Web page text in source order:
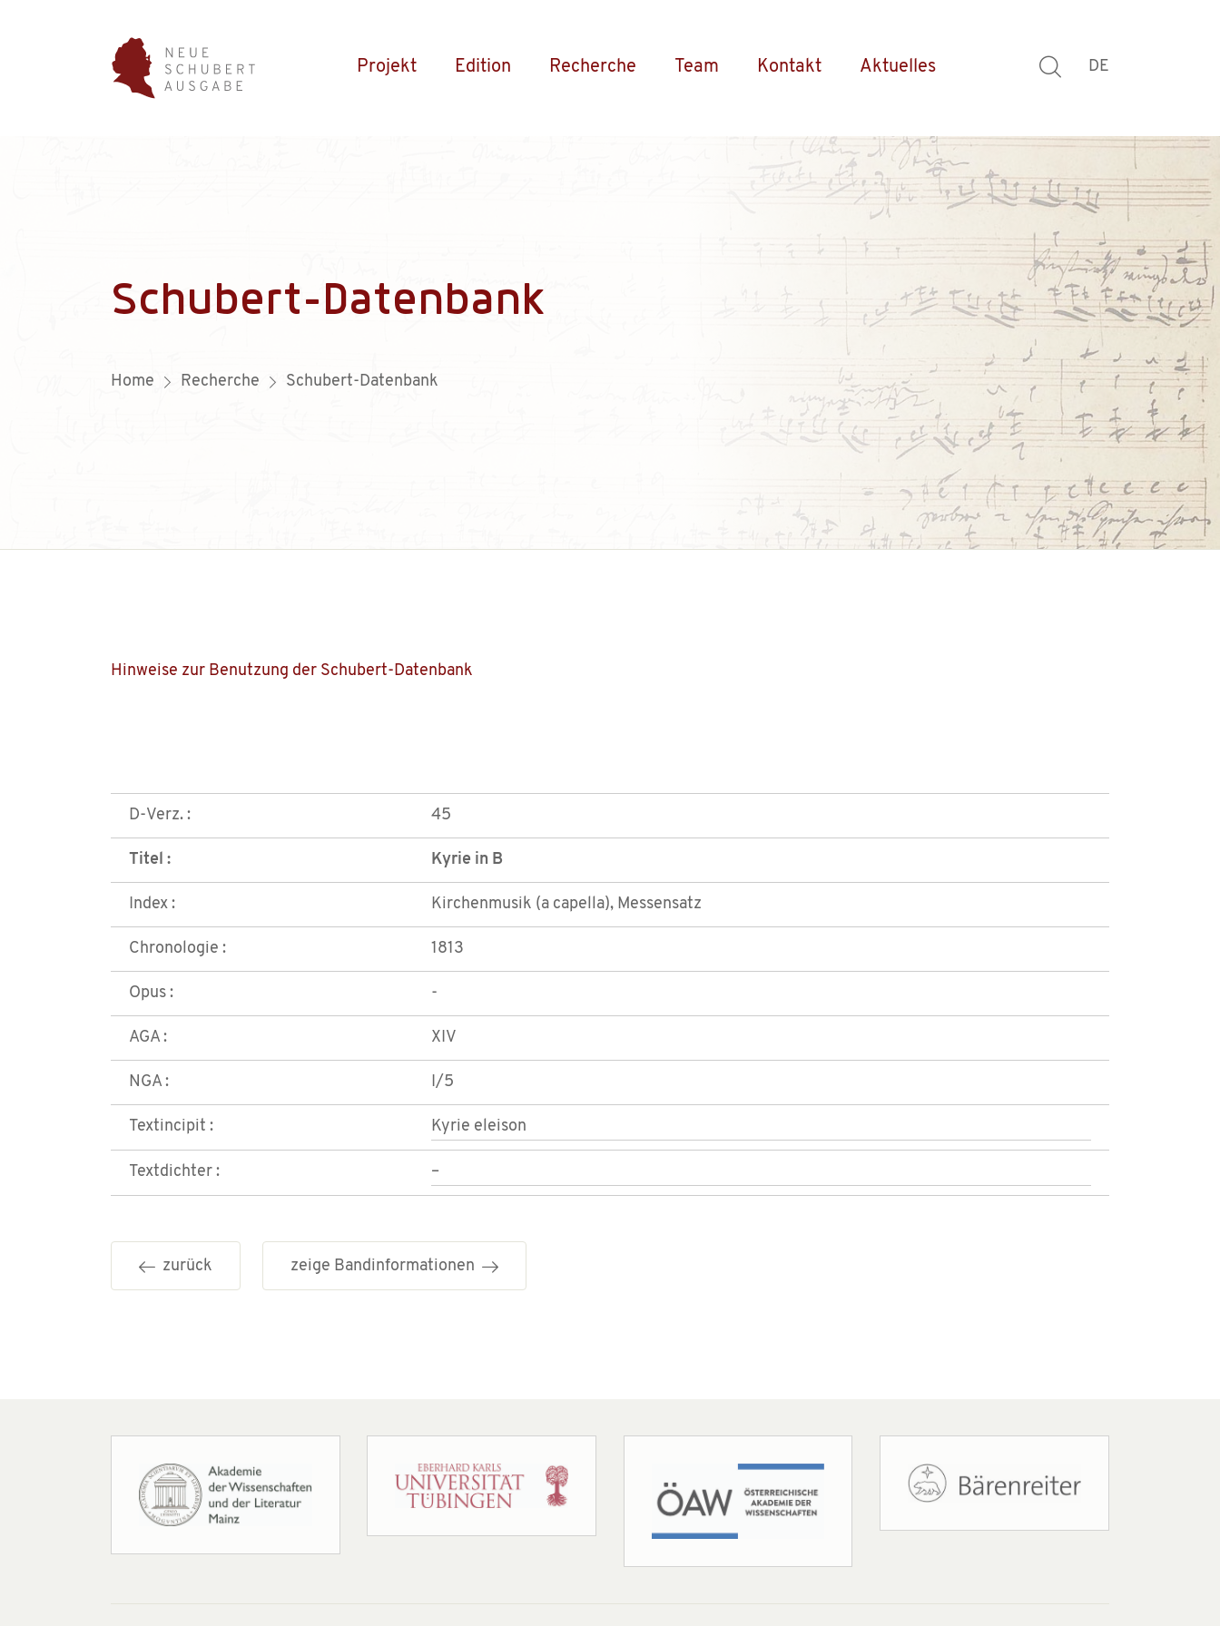
Projekt Edition Recherche Team Kontakt Aktuelles DE
Schubert-Datenbank
Home Recherche Schubert-Datenbank
Hinweise zur Benutzung der Schubert-Datenbank
D-Verz. : 45
Titel : Kyrie in B
Index : Kirchenmusik (a capella), Messensatz
Chronologie : 1813
Opus : -
AGA : XIV
NGA : I/5
Textincipit : Kyrie eleison
Textdichter : –
zurück zeige Bandinformationen